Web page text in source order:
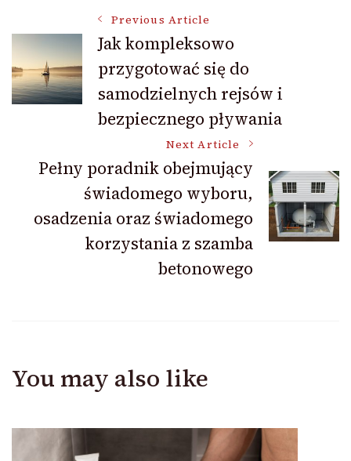
Post
Navigation
Previous Article
Jak kompleksowo
przygotować się do
samodzielnych rejsów i
bezpiecznego pływania
Next Article
Pełny poradnik obejmujący
świadomego wyboru,
osadzenia oraz świadomego
korzystania z szamba
betonowego
You may also like